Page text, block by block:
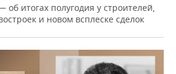
итогах полугодия у строителей,
и новом всплеске сделок